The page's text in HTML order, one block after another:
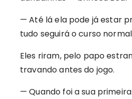
— Até lá ela pode já estar
tudo seguirá o curso
Eles riram, pelo papo
travando antes do jogo.
— Quando foi a sua